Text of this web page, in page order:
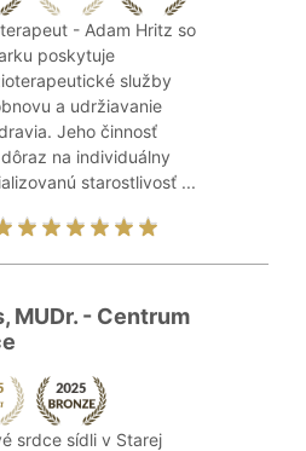
- Adam Hritz so
poskytuje
služby
a udržiavanie
Jeho činnosť
na individuálny
starostlivosť ...
MUDr. - Centrum
srdce sídli v Starej